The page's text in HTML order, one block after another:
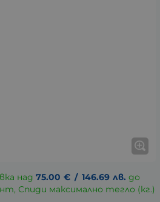
над 75.00 € / 146.69 лв. до
Спиди максимално тегло (кг.)